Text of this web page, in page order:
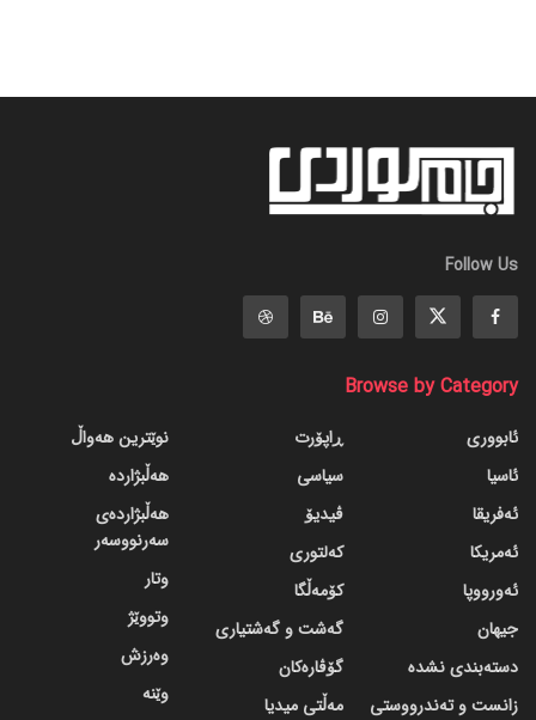
Follow Us
Browse by Category
ئابووری
ئاسیا
ئەفریقا
ئەمریکا
ئەورووپا
جیهان
دسته‌بندی نشده
زانست و تەندرووستی
ڕاپۆرت
سیاسی
ڤیدیۆ
کەلتوری
کۆمەڵگا
گه‌شت و گه‌شتیاری
گۆڤاره‌کان
مەڵتی میدیا
نوێترین هەواڵ
هەڵبژاردە
هەڵبژاردەی
سەرنووسەر
وتار
وتووێژ
وەرزش
وێنە